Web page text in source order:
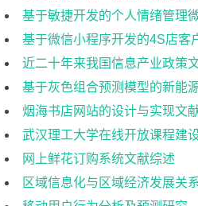
基于敏捷开发的个人情绪管理
基于微信小程序开发的4S店客
近二十年来我国信息产业政策
基于灰色组合预测模型的新能
烟海书店网站的设计与实现文
武汉理工大学在线开放课程建
网上鲜花订购系统文献综述
区域信息化与区域经济发展关